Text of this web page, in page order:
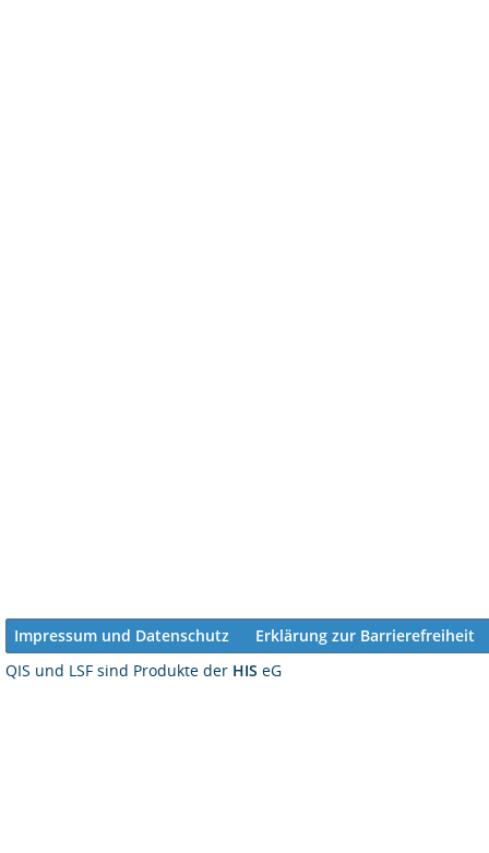
Impressum und Datenschutz
Erklärung zur Barrierefreiheit
QIS und LSF sind Produkte der HIS eG